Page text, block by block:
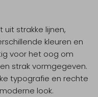
strakke lijnen,
kleuren en
voor het oog om
strak vormgegeven.
typografie en rechte
look.